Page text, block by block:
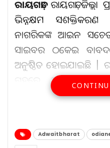
ରାୟଗଡ଼ା:ରାୟଗଡ଼ା ଜିଲ୍ଲା
ଭିନ୍ନକ୍ଷମ
ନାଗରିକଙ୍କ ଆଇନ
ସାଇବର ଠକେଇ
ଅନୁଷ୍ଠିତ ହୋଇଯାଇଛି |
ଗୃହରେ ଆୟୋଜିତ ଏହି
ଜିଲ୍ଲାପାଳ ଶ୍ରୀଯୁକ୍ତ
କୁମାର ମହାନ୍ତି, ବରିଷ୍ଠ
Adwaitbharat